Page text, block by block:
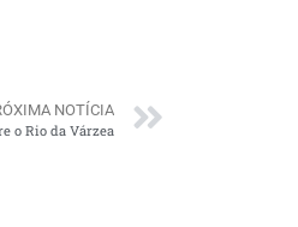
NOTÍCIA
o Rio da Várzea